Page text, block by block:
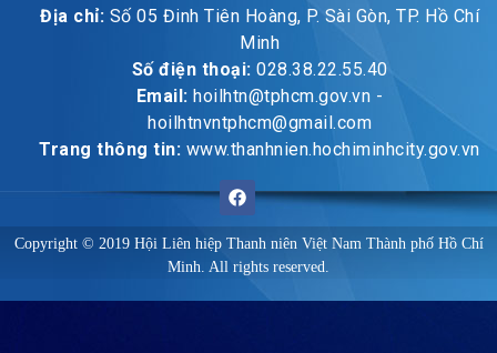
Địa chỉ: Số 05 Đinh Tiên Hoàng, P. Sài Gòn, TP. Hồ Chí
Minh
Số điện thoại: 028.38.22.55.40
Email: hoilhtn@tphcm.gov.vn -
hoilhtnvntphcm@gmail.com
Trang thông tin: www.thanhnien.hochiminhcity.gov.vn
Copyright © 2019 Hội Liên hiệp Thanh niên Việt Nam Thành phố Hồ Chí
Minh. All rights reserved.